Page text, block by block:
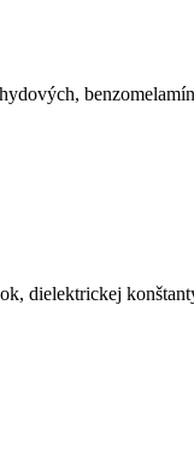
dielektrickej